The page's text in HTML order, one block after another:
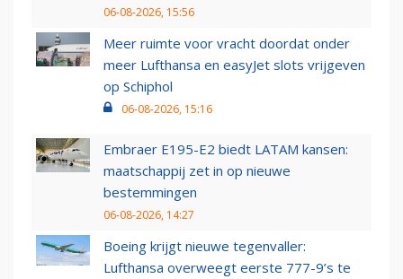
06-08-2026, 15:56
Meer ruimte voor vracht doordat onder
meer Lufthansa en easyJet slots vrijgeven
op Schiphol
06-08-2026, 15:16
Embraer E195-E2 biedt LATAM kansen:
maatschappij zet in op nieuwe
bestemmingen
06-08-2026, 14:27
Boeing krijgt nieuwe tegenvaller:
Lufthansa overweegt eerste 777-9’s te